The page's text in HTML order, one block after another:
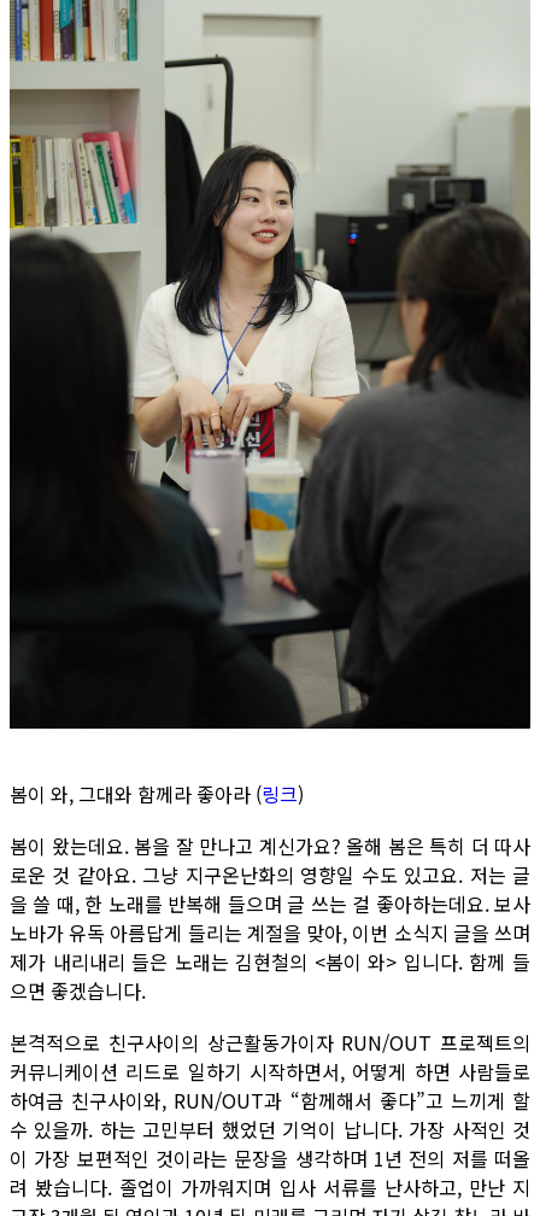
봄이 와, 그대와 함께라 좋아라 (링크)
봄이 왔는데요. 봄을 잘 만나고 계신가요? 올해 봄은 특히 더 따사
로운 것 같아요. 그냥 지구온난화의 영향일 수도 있고요. 저는 글
을 쓸 때, 한 노래를 반복해 들으며 글 쓰는 걸 좋아하는데요. 보사
노바가 유독 아름답게 들리는 계절을 맞아, 이번 소식지 글을 쓰며
제가 내리내리 들은 노래는 김현철의 <봄이 와> 입니다. 함께 들
으면 좋겠습니다.
본격적으로 친구사이의 상근활동가이자 RUN/OUT 프로젝트의
커뮤니케이션 리드로 일하기 시작하면서, 어떻게 하면 사람들로
하여금 친구사이와, RUN/OUT과 “함께해서 좋다”고 느끼게 할
수 있을까. 하는 고민부터 했었던 기억이 납니다. 가장 사적인 것
이 가장 보편적인 것이라는 문장을 생각하며 1년 전의 저를 떠올
려 봤습니다. 졸업이 가까워지며 입사 서류를 난사하고, 만난 지